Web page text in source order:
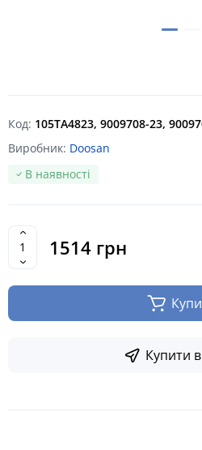
Код: 105ТА4823, 9009708-23,
Виробник: Doosan
В наявності
1514 грн
Купити в